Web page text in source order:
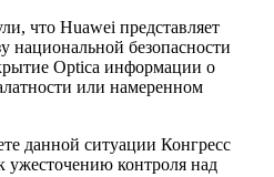
что Huawei представляет
национальной безопасности
Optica информации о
или намеренном
данной ситуации Конгресс
контроля над